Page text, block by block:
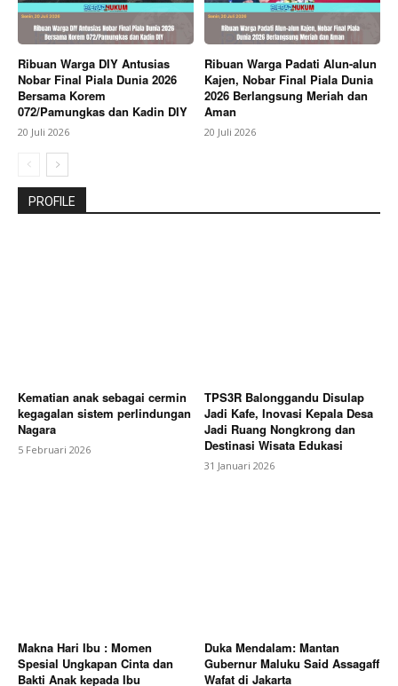
Ribuan Warga DIY Antusias
Nobar Final Piala Dunia 2026
Bersama Korem
072/Pamungkas dan Kadin DIY
20 Juli 2026
Ribuan Warga Padati Alun-alun
Kajen, Nobar Final Piala Dunia
2026 Berlangsung Meriah dan
Aman
20 Juli 2026
PROFILE
Kematian anak sebagai cermin
kegagalan sistem perlindungan
Nagara
5 Februari 2026
TPS3R Balonggandu Disulap
Jadi Kafe, Inovasi Kepala Desa
Jadi Ruang Nongkrong dan
Destinasi Wisata Edukasi
31 Januari 2026
Makna Hari Ibu : Momen
Spesial Ungkapan Cinta dan
Bakti Anak kepada Ibu
Duka Mendalam: Mantan
Gubernur Maluku Said Assagaff
Wafat di Jakarta